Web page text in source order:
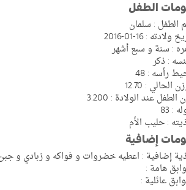
الطفل
الطفل : سلمان
ولادته : 16-01-2016
: سنة و سبع أشهر
: ذكر
رأسه : 48
الحالي : 12.70
الطفل عند الولادة : 3.200
: 83
: حليب الأم
إضافية
إضافية : اعطيه خضروات و فواكه و زبادي و
هامة :
عائلية :